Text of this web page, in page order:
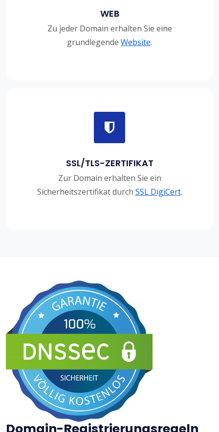
WEB
Zu jeder Domain erhalten Sie eine
grundlegende Website.
SSL/TLS-ZERTIFIKAT
Zur Domain erhalten Sie ein
Sicherheitszertifikat durch SSL DigiCert.